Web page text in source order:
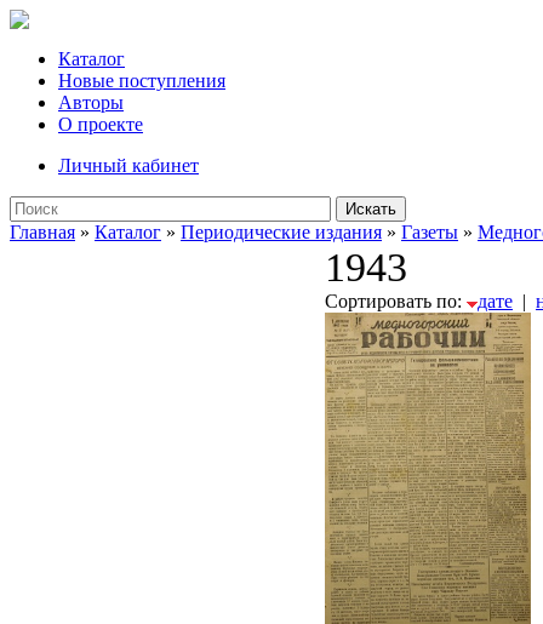
Каталог
Новые поступления
Авторы
О проекте
Личный кабинет
Искать
Главная » Каталог » Периодические издания » Газеты »
1943
Сортировать по: дате |